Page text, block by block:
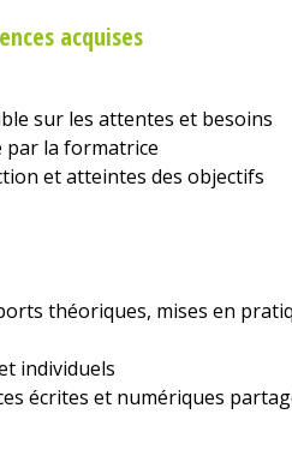
acquises
sur les attentes et besoins
par la formatrice
et atteintes des objectifs
théoriques, mises en
individuels
écrites et numériques